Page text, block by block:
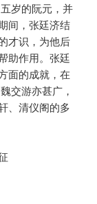
岁的阮元，并
间，张廷济结
才识，为他后
助作用。张廷
面的成就，在
交游亦甚广，
、清仪阁的多